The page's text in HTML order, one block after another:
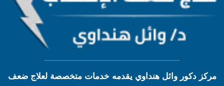
مركز دكور وائل هنداوي يقدمه خدمات متخصصة لعلاج ضعف